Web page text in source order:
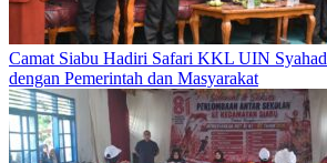
Camat Siabu Hadiri Safari KKL UIN
dengan Pemerintah dan Masyarakat